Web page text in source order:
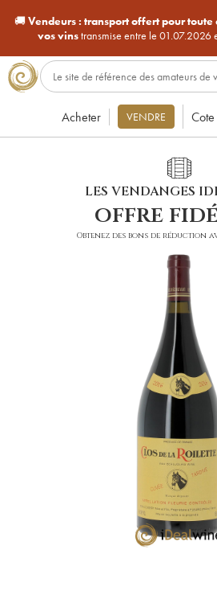
🚚Vendeurs : transport offert pour toute
vos vinstransmise entre le
Acheter VENDRE Cote
LES VENDANGES
offre
Obtenez des bons de réduction